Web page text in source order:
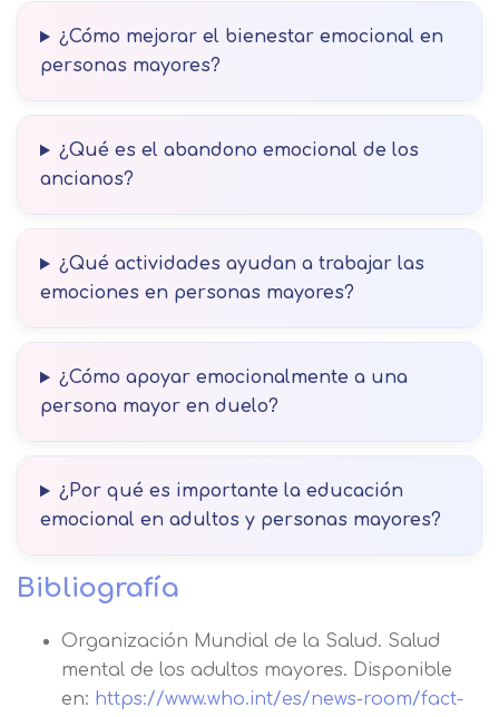
¿Cómo mejorar el bienestar emocional en
personas mayores?
¿Qué es el abandono emocional de los
ancianos?
¿Qué actividades ayudan a trabajar las
emociones en personas mayores?
¿Cómo apoyar emocionalmente a una
persona mayor en duelo?
¿Por qué es importante la educación
emocional en adultos y personas mayores?
Bibliografía
Organización Mundial de la Salud. Salud
mental de los adultos mayores. Disponible
en: https://www.who.int/es/news-room/fact-